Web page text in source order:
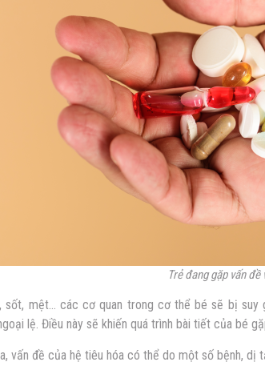
Trẻ đang gặp vấn đề
sốt, mệt… các cơ quan trong cơ thể bé sẽ bị
lệ. Điều này sẽ khiến quá trình bài tiết của bé
vấn đề của hệ tiêu hóa có thể do một số bệnh,